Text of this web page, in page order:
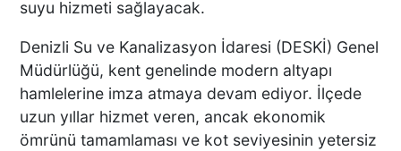
suyu hizmeti sağlayacak.
Denizli Su ve Kanalizasyon İdaresi (DESKİ) Genel
Müdürlüğü, kent genelinde modern altyapı
hamlelerine imza atmaya devam ediyor. İlçede
uzun yıllar hizmet veren, ancak ekonomik
ömrünü tamamlaması ve kot seviyesinin yetersiz